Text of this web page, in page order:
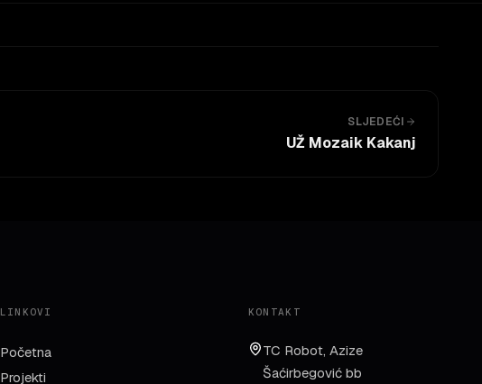
SLJEDEĆI
UŽ Mozaik Kakanj
LINKOVI
Početna
Projekti
KONTAKT
TC Robot, Azize
Šaćirbegović bb